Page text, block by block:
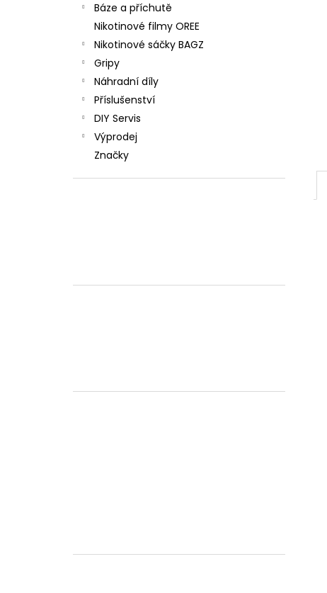
Báze a příchutě
Nikotinové filmy OREE
Nikotinové sáčky BAGZ
Gripy
Náhradní díly
Příslušenství
DIY Servis
Výprodej
Značky